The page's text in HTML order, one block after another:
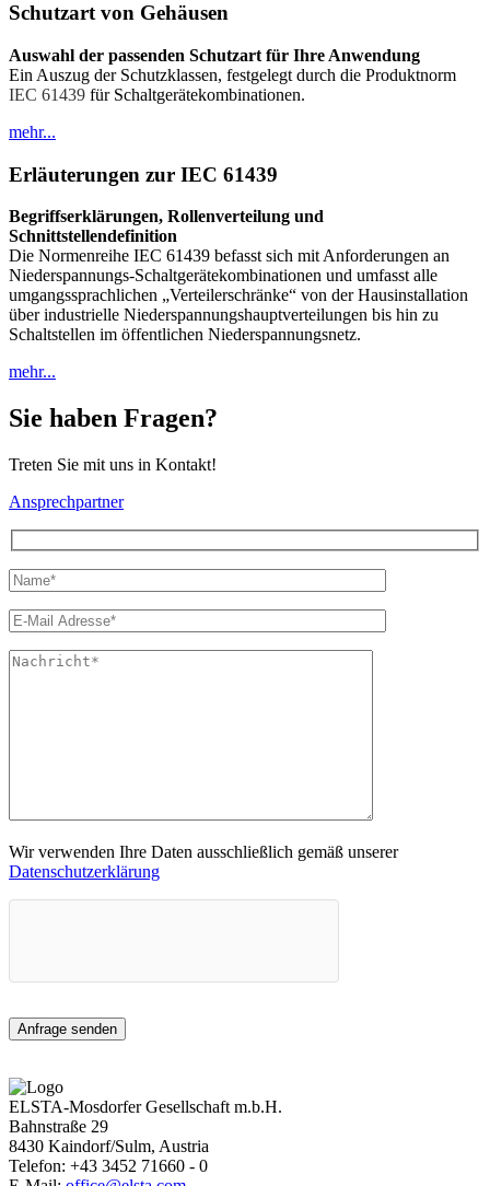
Schutzart von Gehäusen
Auswahl der passenden Schutzart für Ihre Anwendung
Ein Auszug der Schutzklassen, festgelegt durch die Produktnorm
IEC 61439 für Schaltgerätekombinationen.
mehr...
Erläuterungen zur IEC 61439
Begriffserklärungen, Rollenverteilung und
Schnittstellendefinition
Die Normenreihe IEC 61439 befasst sich mit Anforderungen an
Niederspannungs-Schaltgerätekombinationen und umfasst alle
umgangssprachlichen „Verteilerschränke“ von der Hausinstallation
über industrielle Niederspannungshauptverteilungen bis hin zu
Schaltstellen im öffentlichen Niederspannungsnetz.
mehr...
Sie haben Fragen?
Treten Sie mit uns in Kontakt!
Ansprechpartner
Wir verwenden Ihre Daten ausschließlich gemäß unserer
Datenschutzerklärung
ELSTA-Mosdorfer Gesellschaft m.b.H.
Bahnstraße 29
8430 Kaindorf/Sulm, Austria
Telefon: +43 3452 71660 - 0